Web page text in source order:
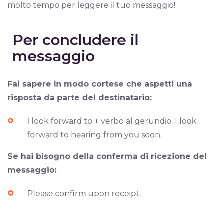
molto tempo per leggere il tuo messaggio!
Per concludere il
messaggio
Fai sapere in modo cortese che aspetti una
risposta da parte del destinatario:
I look forward to + verbo al gerundio: I look
forward to hearing from you soon.
Se hai bisogno della conferma di ricezione del
messaggio:
Please confirm upon receipt.